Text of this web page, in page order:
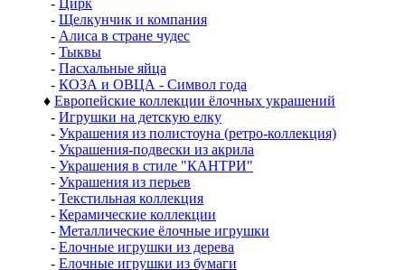
- Цирк
- Щелкунчик и компания
- Алиса в стране чудес
- Тыквы
- Пасхальные яйца
- КОЗА и ОВЦА - Символ года
♦ Европейские коллекции ёлочных украшений
- Игрушки на детскую елку
- Украшения из полистоуна (ретро-коллекция)
- Украшения-подвески из акрила
- Украшения в стиле "КАНТРИ"
- Украшения из перьев
- Текстильная коллекция
- Керамические коллекции
- Металлические ёлочные игрушки
- Елочные игрушки из дерева
- Елочные игрушки из бумаги